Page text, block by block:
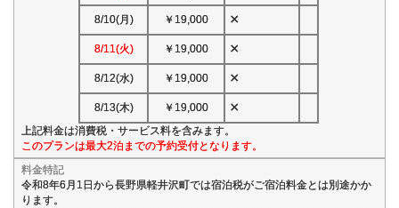
8/10(月) ￥19,000 ×
8/11(火) ￥19,000 ×
8/12(水) ￥19,000 ×
8/13(木) ￥19,000 ×
上記料金は消費税・サービス料を含みます。
このプランは最大2泊までの予約受付となります。
料金特記
令和8年6月1日から長野県軽井沢町では宿泊税がご宿泊料金とは別途かか
ります。